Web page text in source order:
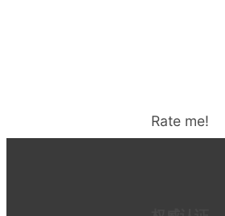
Rate me!